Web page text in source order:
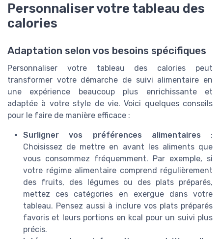
Personnaliser votre tableau des
calories
Adaptation selon vos besoins spécifiques
Personnaliser votre tableau des calories peut
transformer votre démarche de suivi alimentaire en
une expérience beaucoup plus enrichissante et
adaptée à votre style de vie. Voici quelques conseils
pour le faire de manière efficace :
Surligner vos préférences alimentaires :
Choisissez de mettre en avant les aliments que
vous consommez fréquemment. Par exemple, si
votre régime alimentaire comprend régulièrement
des fruits, des légumes ou des plats préparés,
mettez ces catégories en exergue dans votre
tableau. Pensez aussi à inclure vos plats préparés
favoris et leurs portions en kcal pour un suivi plus
précis.